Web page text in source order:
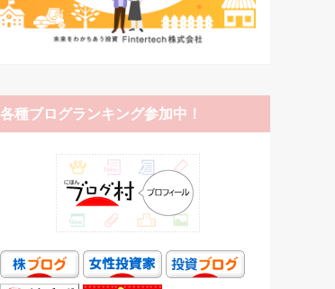
各種ブログランキング参加中！